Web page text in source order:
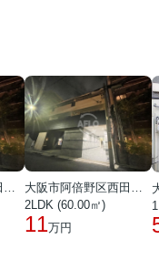
大阪市阿倍野区西田辺町１丁目
大阪市阿倍野区西田辺町１丁目
2LDK (60.00㎡)
11万円